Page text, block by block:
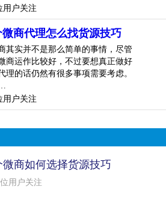
做 ，怎么找货源
赚钱吗
一手货源薄利多销？
业，比较好是亲自能去看的，亲身
用户关注
微商代理怎么找货源技巧
其实并不是那么简单的事情，尽管
商运作比较好，不过要想真正做好
理的话仍然有很多事项需要考虑。
用户关注
微商如何选择货源技巧
位用户关注